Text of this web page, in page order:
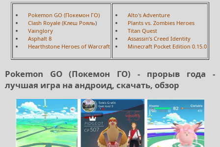
Pokemon GO (Покемон ГО)
Clash Royale (Клеш Рояль)
Vainglory
Asphalt 8
Hearthstone Heroes of Warcraft
Alto's Adventure
Plants vs. Zombies Heroes
Titan Quest
Assassin’s Creed Identity
Minecraft Pocket Edition 0.15.0
Pokemon GO (Покемон ГО) - прорыв года -
лучшая игра на андроид, скачать, обзор